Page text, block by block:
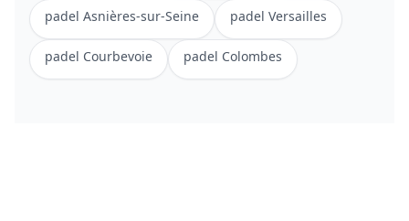
padel Asnières-sur-Seine padel Versailles
padel Courbevoie padel Colombes